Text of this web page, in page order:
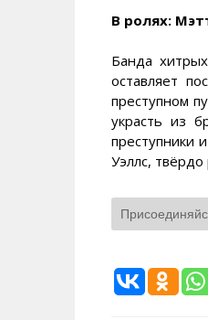
В ролях:
Банда
оставляет
преступном
украсть из
преступники
Уэллс,